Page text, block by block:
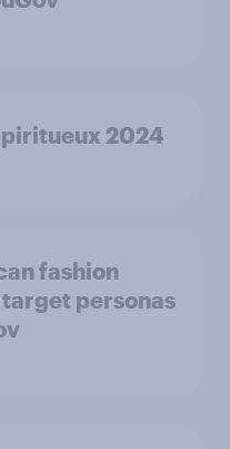
2024
fashion
personas